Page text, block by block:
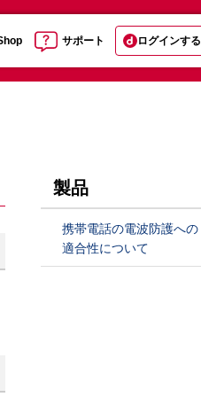
サポート ログインする
製品
携帯電話の電波防護への
適合性について